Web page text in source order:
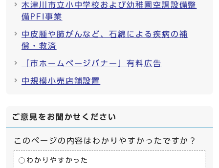
木津川市立小中学校および幼稚園空調設備整
備PFI事業
中皮腫や肺がんなど、石綿による疾病の補
償・救済
「市ホームページバナー」有料広告
中規模小売店舗設置
ご意見をお聞かせください
このページの内容はわかりやすかったですか？
わかりやすかった